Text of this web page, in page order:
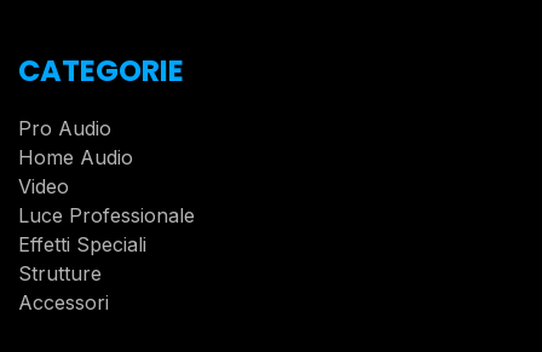
CATEGORIE
Pro Audio
Home Audio
Video
Luce Professionale
Effetti Speciali
Strutture
Accessori